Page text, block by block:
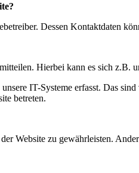
Dessen Kontaktdaten
Hierbei kann es sich
IT-Systeme erfasst. Das
betreten.
Website zu gewährleisten.